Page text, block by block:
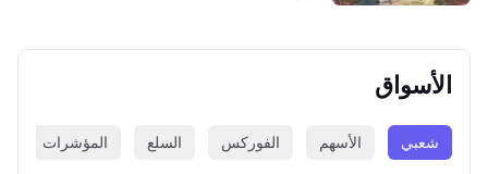
الأسواق
شعبي الأسهم الفوركس السلع المؤشرات